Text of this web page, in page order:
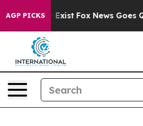
AGP PICKS
They Exist Fox News Goes